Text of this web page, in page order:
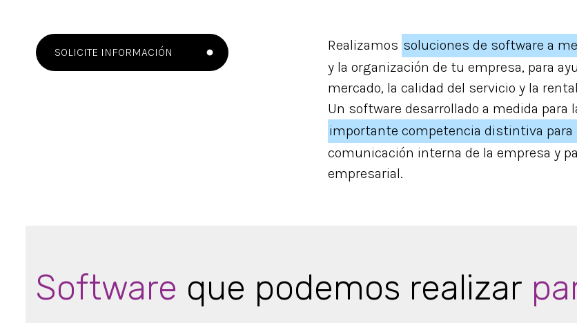
SOLICITE INFORMACIÓN Realizamos soluciones de software a
y la organización de tu empresa, para
mercado, la calidad del servicio y la
Un software desarrollado a medida
importante competencia distintiva para
comunicación interna de la empresa y
empresarial.
Software que podemos realizar